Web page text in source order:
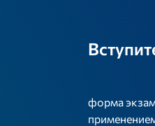
форма